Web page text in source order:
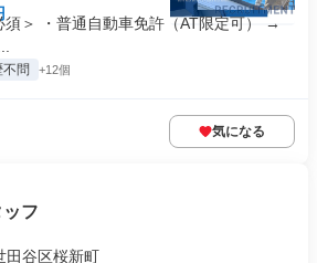
須＞ ・普通自動車免許（AT限定可） →
不問 +12個
気になる
フ
田谷区桜新町